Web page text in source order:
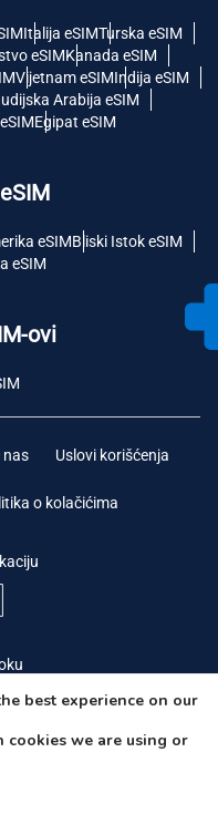
Italija eSIMTurska eSIM
eSIMKanada eSIM
Vijetnam eSIMIndija eSIM
Arabija eSIM
Egipat eSIM
eSIMBliski Istok eSIM
eSIM
ovi
Uslovi korišćenja
o kolačićima
best experience on our
cookies we are using or